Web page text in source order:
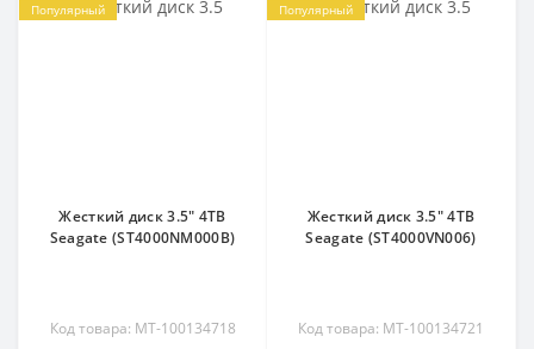
Популярный
Жесткий диск 3.5" 4TB
Seagate (ST4000NM000B)
Код товара: MT-100134718
Популярный
Жесткий диск 3.5" 4TB
Seagate (ST4000VN006)
Код товара: MT-100134721